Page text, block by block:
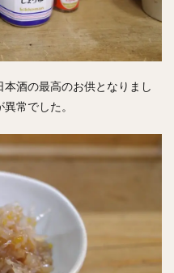
酒の最高のお供となりまし
常でした。